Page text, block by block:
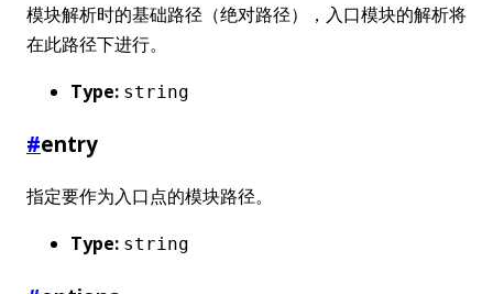
模块解析时的基础路径（绝对路径），入口模块的解析将
在此路径下进行。
Type: string
#entry
指定要作为入口点的模块路径。
Type: string